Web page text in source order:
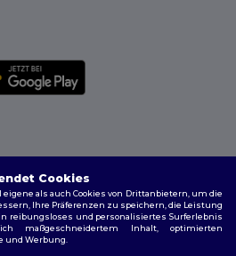
vorbehalten
|Personalisierungsrichtlinien|
Cookie-Richtlinie |Site Map
Cookies
als auch Cookies von Drittanbietern, um die
Ihre Präferenzen zu speichern, die Leistung
reibungsloses und personalisiertes Surferlebnis
maßgeschneidertem Inhalt, optimierten
Werbung.